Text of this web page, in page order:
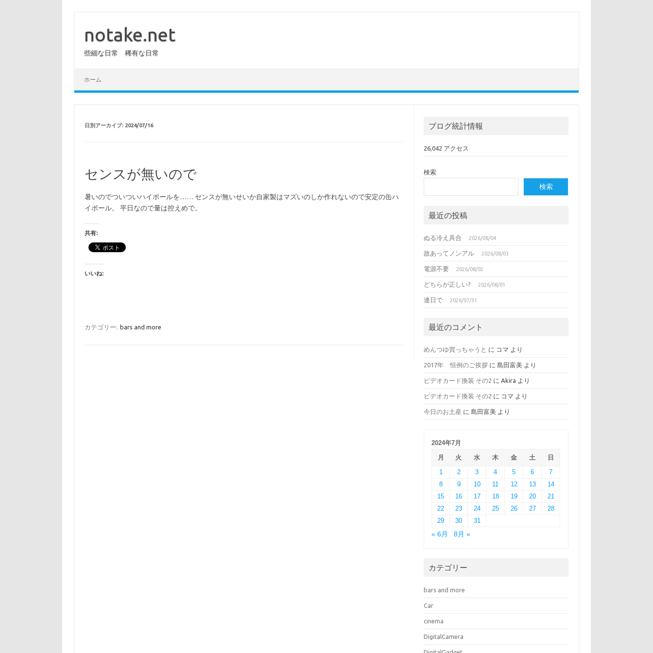
notake.net
些細な日常 稀有な日常
ホーム
日別アーカイブ: 2024/07/16
センスが無いので
暑いのでついついハイボールを…… センスが無いせいか自家製はマズいのしか作れないので安定の缶ハ
イボール。 平日なので量は控えめで。
共有:
いいね:
カテゴリー: bars and more
ブログ統計情報
26,042 アクセス
検索
検索
最近の投稿
ぬる冷え具合 2026/08/04
故あってノンアル 2026/08/03
電源不要 2026/08/02
どちらが正しい? 2026/08/01
連日で 2026/07/31
最近のコメント
めんつゆ買っちゃうと に コマ より
2017年 恒例のご挨拶 に島田富美 より
ビデオカード換装 その2 にAkira より
ビデオカード換装 その2 に コマ より
今日のお土産 に島田富美 より
2024年7月
月
火 水 木 金 土
日
1
2 3 4 5 6
7
8
9 10 11 12 13
14
15
16 17 18 19 20
21
22
23 24 25 26 27
28
29
30
31
« 6月
8月 »
カテゴリー
bars and more
Car
cinema
DigitalCamera